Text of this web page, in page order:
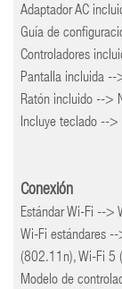
Adaptador AC
Guía de
Controladores
Pantalla incluida --
Ratón incluido -->
Incluye teclado -->
Conexión
Estándar Wi-Fi -->
Wi-Fi estándares
(802.11n), Wi-Fi 5
Modelo de